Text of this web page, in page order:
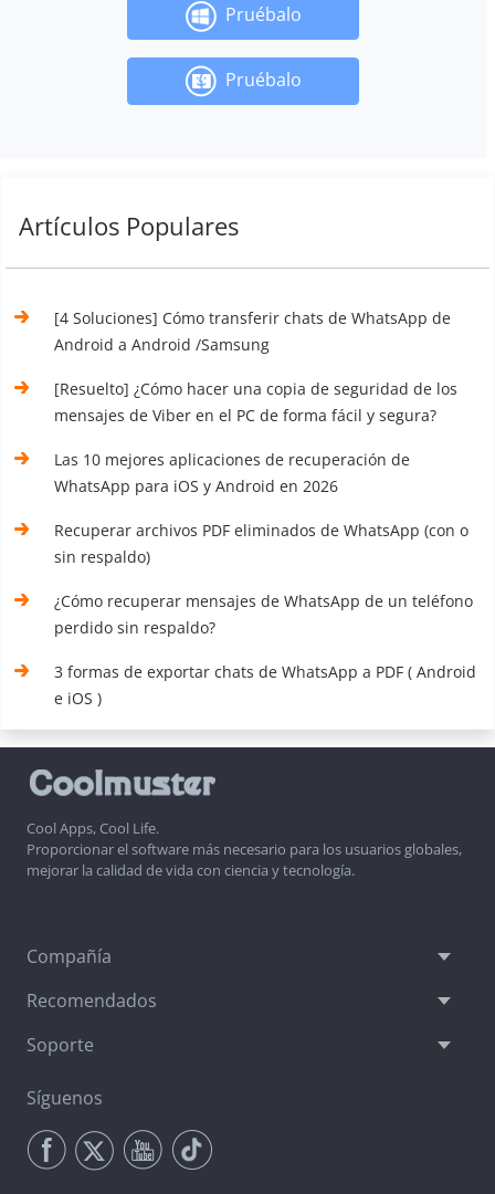
Pruébalo
Pruébalo
Artículos Populares
[4 Soluciones] Cómo transferir chats de WhatsApp de
Android a Android /Samsung
[Resuelto] ¿Cómo hacer una copia de seguridad de los
mensajes de Viber en el PC de forma fácil y segura?
Las 10 mejores aplicaciones de recuperación de
WhatsApp para iOS y Android en 2026
Recuperar archivos PDF eliminados de WhatsApp (con o
sin respaldo)
¿Cómo recuperar mensajes de WhatsApp de un teléfono
perdido sin respaldo?
3 formas de exportar chats de WhatsApp a PDF ( Android
e iOS )
Cool Apps, Cool Life.
Proporcionar el software más necesario para los usuarios globales,
mejorar la calidad de vida con ciencia y tecnología.
Compañía
Recomendados
Soporte
Síguenos